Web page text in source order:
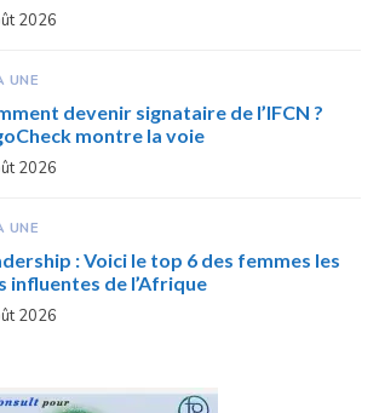
2026
UNE
devenir signataire de l’IFCN ?
montre la voie
2026
UNE
: Voici le top 6 des femmes les
influentes de l’Afrique
2026